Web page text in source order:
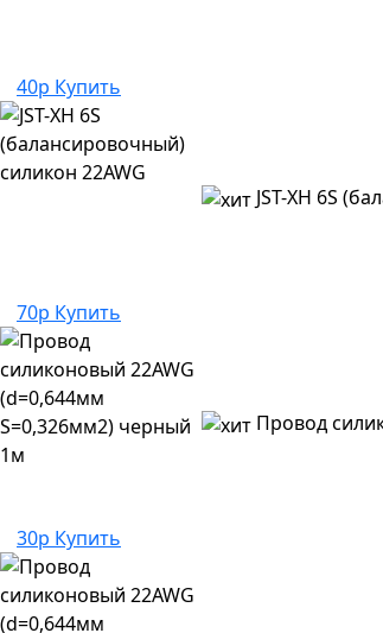
40р Купить
JST-XH 6S
70р Купить
Провод
30р Купить